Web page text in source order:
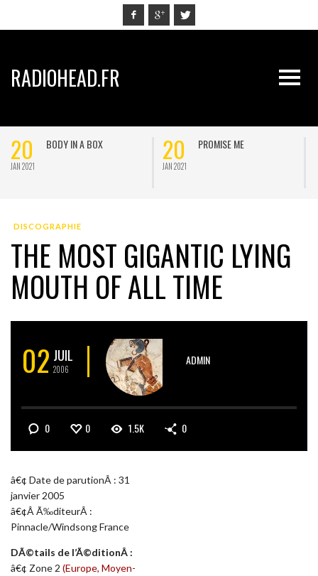
RADIOHEAD.FR
20
JAN 2021
BODY IN A BOX 20
JAN 2021
PROMISE ME
DISCOGRAPHIE
THE MOST GIGANTIC LYING
MOUTH OF ALL TIME
02 JUIL
2006
ADMIN
0 0 1.5K 0
â€¢ Date de parutionÂ : 31
janvier 2005
â€¢Â Ã‰diteurÂ :
Pinnacle/Windsong France
DÃ©tails de l’Ã©ditionÂ :
â€¢ Zone 2 (Europe, Moyen-